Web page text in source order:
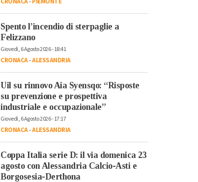
Spento l’incendio di sterpaglie a
Felizzano
Giovedì, 6 Agosto 2026 - 18:41
CRONACA-ALESSANDRIA
Uil su rinnovo Aia Syensqo: “Risposte
su prevenzione e prospettiva
industriale e occupazionale”
Giovedì, 6 Agosto 2026 - 17:17
CRONACA-ALESSANDRIA
Coppa Italia serie D: il via domenica 23
agosto con Alessandria Calcio-Asti e
Borgosesia-Derthona